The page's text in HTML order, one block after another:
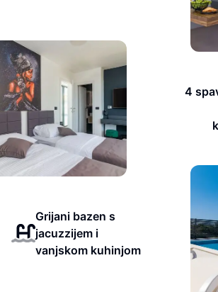
4
Grijani bazen s
jacuzzijem i
vanjskom kuhinjom